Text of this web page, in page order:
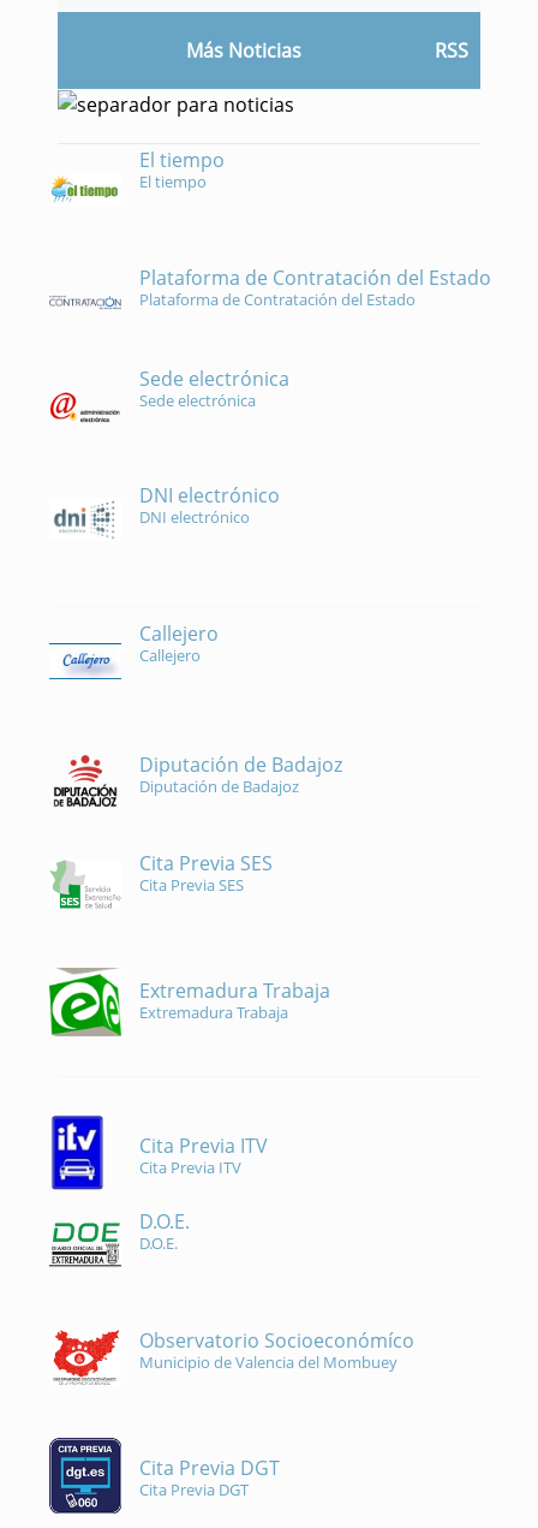
Más Noticias RSS
El tiempo
El tiempo
Plataforma de Contratación del Estado
Plataforma de Contratación del Estado
Sede electrónica
Sede electrónica
DNI electrónico
DNI electrónico
Callejero
Callejero
Diputación de Badajoz
Diputación de Badajoz
Cita Previa SES
Cita Previa SES
Extremadura Trabaja
Extremadura Trabaja
Cita Previa ITV
Cita Previa ITV
D.O.E.
D.O.E.
Observatorio Socioeconómíco
Municipio de Valencia del Mombuey
Cita Previa DGT
Cita Previa DGT